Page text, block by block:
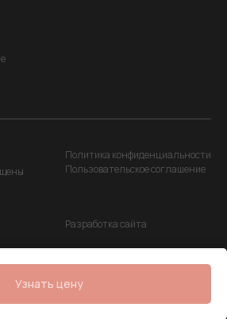
Узнать цену
Политика конфиденциальности
Пользовательское соглашение
Разработка сайта